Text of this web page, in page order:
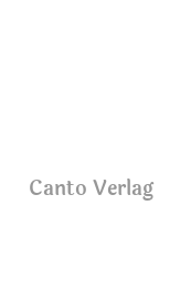
Canto Verlag